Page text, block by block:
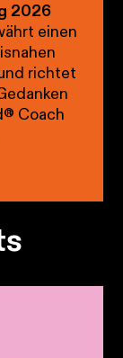
2026
einen
richtet
Coach